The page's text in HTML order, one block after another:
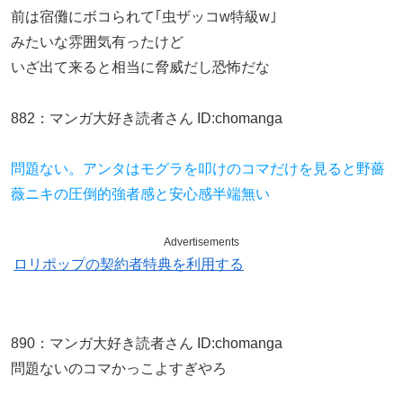
前は宿儺にボコられて｢虫ザッコw特級w｣
みたいな雰囲気有ったけど
いざ出て来ると相当に脅威だし恐怖だな
882 ： マンガ大好き読者さん ID:chomanga
問題ない。アンタはモグラを叩けのコマだけを見ると野薔
薇ニキの圧倒的強者感と安心感半端無い
Advertisements
ロリポップの契約者特典を利用する
890 ： マンガ大好き読者さん ID:chomanga
問題ないのコマかっこよすぎやろ